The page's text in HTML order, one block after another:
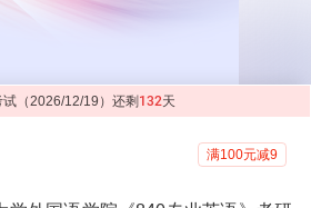
（2026/12/19）还剩 132天
满100元减9